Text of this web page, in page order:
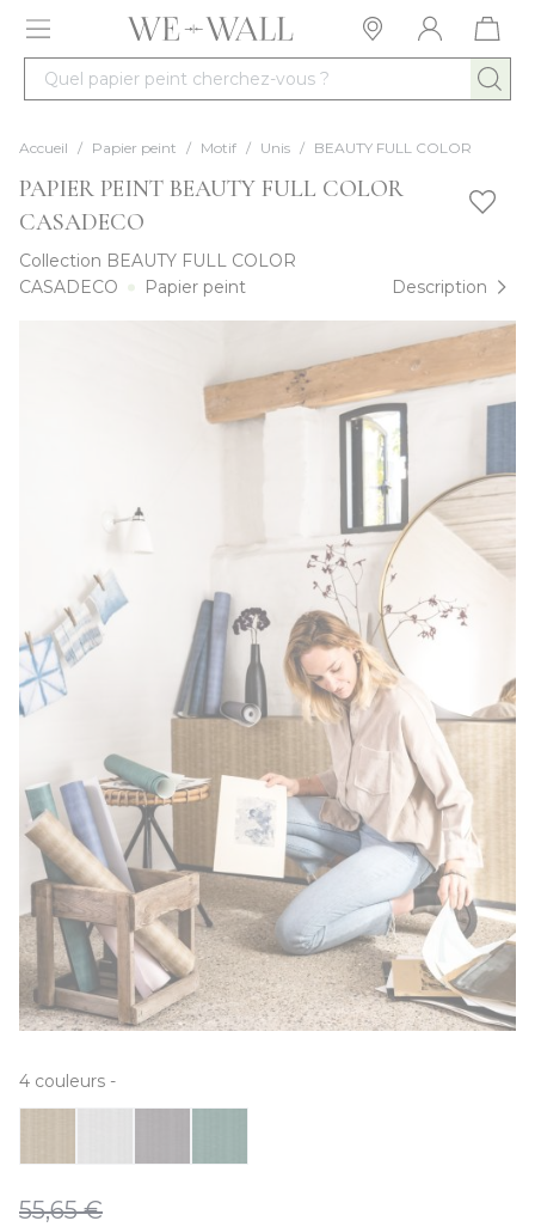
Allez au contenu
Quel papier peint cherchez-vous ?
Accueil / Papier peint / Motif / Unis / BEAUTY FULL COLOR
PAPIER PEINT BEAUTY FULL COLOR
CASADECO
Collection BEAUTY FULL COLOR
CASADECO
Papier peint Description
4 couleurs -
55,65 €